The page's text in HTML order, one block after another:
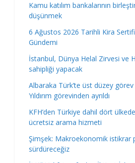
Kamu katılım bankalarının
düşünmek
6 Ağustos 2026 Tarihli Kira
Gündemi
İstanbul, Dünya Helal Zirvesi ve
sahipliği yapacak
Albaraka Türk’te üst düzey
Yıldırım görevinden ayrıldı
KFH’den Türkiye dahil dört
ücretsiz arama hizmeti
Şimşek: Makroekonomik istikrar
sürdüreceğiz